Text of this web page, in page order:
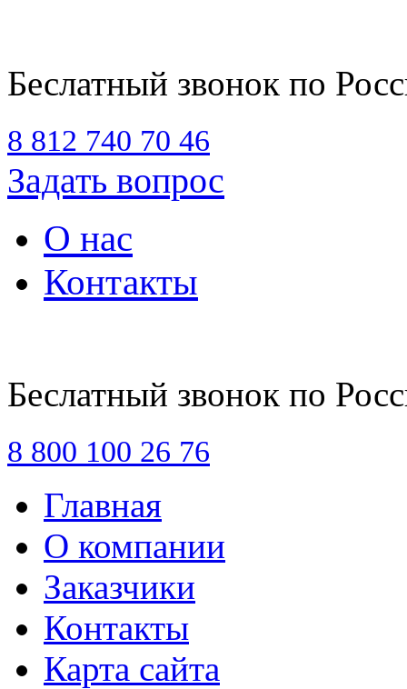
Беслатный звонок по
8 812 740 70 46
Задать вопрос
О нас
Контакты
Беслатный звонок по
8 800 100 26 76
Главная
О компании
Заказчики
Контакты
Карта сайта